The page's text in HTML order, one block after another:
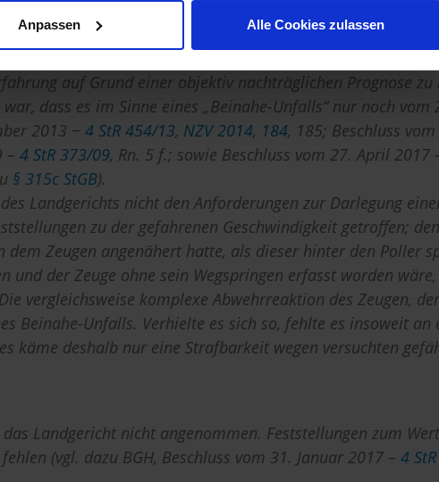
Anpassen Alle Cookies zulassen
nach
§ 315b Abs. 1 Nr. 3 StGB
vorausgesetzte
bedeutendem Wert nicht.
die Tathandlung über die ihr innewohnende latente
auf Grund einer objektiv nachträglichen Prognose
dass es im Sinne eines „Beinahe-Unfalls“ nur noch
2013 − 4 StR 454/13, NZV 2014, 184, 185; Beschluss
– 4 StR 373/09, Rn. 5 f.; sowie Beschluss vom 27. April 2017
§ 315c StGB).
Landgerichts nicht den Anforderungen zur Darlegung
zu der gefahrenen Geschwindigkeit getroffen;
Zeugen angenähert hatte, als dieser hinter den Poller
der Zeuge ohne sein Wegspringen erfasst worden
vergleichsweise komplexe Abwehrreaktion des Zeugen,
Beinahe-Unfalls. Verhielte es sich so, fehlte es insoweit an
käme deshalb nur eine Strafbarkeit wegen versuchten
Landgericht nicht angenommen. Feststellungen zum
(vgl. dazu BGH, Beschluss vom 31. Januar 2017 – 4